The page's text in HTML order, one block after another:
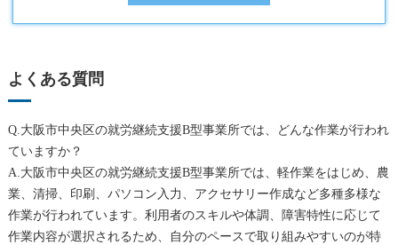
よくある質問
Q.大阪市中央区の就労継続支援B型事業所では、どんな作業が行われ
ていますか？
A.大阪市中央区の就労継続支援B型事業所では、軽作業をはじめ、農
業、清掃、印刷、パソコン入力、アクセサリー作成など多種多様な
作業が行われています。利用者のスキルや体調、障害特性に応じて
作業内容が選択されるため、自分のペースで取り組みやすいのが特